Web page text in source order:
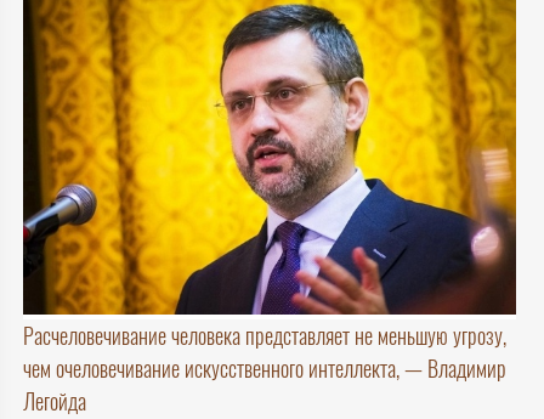
Расчеловечивание человека представляет не меньшую угрозу,
чем очеловечивание искусственного интеллекта, — Владимир
Легойда